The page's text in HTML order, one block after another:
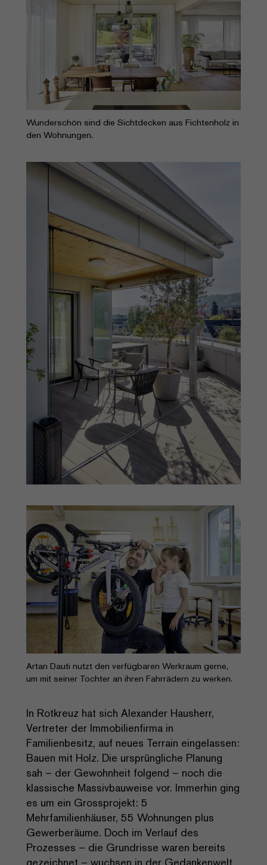
Wunderschön sind die Sichtdecken aus Fichtenholz in
den Wohnungen.
Artan Dauti nutzt den verfügbaren Werkraum gerne,
um mit seiner Tochter an ihren Fahrrädern zu werken.
In Rotkreuz hat sich Alexander Hausherr,
Vertreter der Immobilienfirma in
Familienbesitz, auf neues Terrain eingelassen:
Bauen mit Holz. Die ursprüngliche Planung
sah – der Gewohnheit folgend – noch die
klassische Massivbauweise vor. Immerhin ging
es um ein Grossprojekt: 5
Mehrfamilienhäuser, 55 Wohnungen plus
Gewerberäume. Doch im Verlauf des
Prozesses – die Grundrisse waren bereits
gezeichnet – wuchsen in der Gedankenwelt